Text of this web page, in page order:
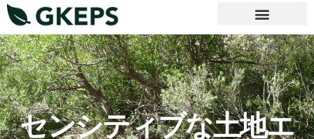
センシティブな土地エ